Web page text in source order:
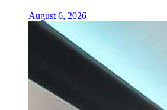
August 6, 2026